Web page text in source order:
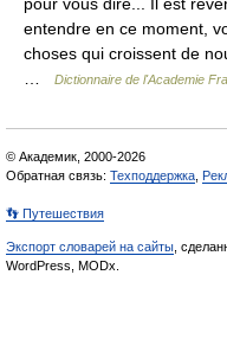
entendre en ce moment,
choses qui croissent de
Dictionnaire de l'Academie
© Академик, 2000-2026
Обратная связь: Техподдержка
👣 Путешествия
Экспорт словарей на сайты ,
WordPress, MODx.